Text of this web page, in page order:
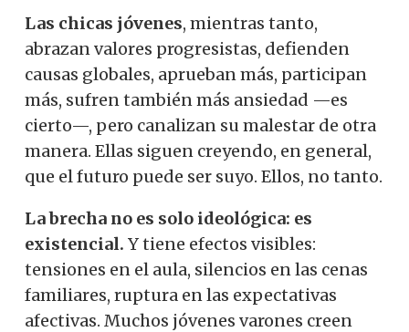
Las chicas jóvenes, mientras tanto,
abrazan valores progresistas, defienden
causas globales, aprueban más, participan
más, sufren también más ansiedad —es
cierto—, pero canalizan su malestar de otra
manera. Ellas siguen creyendo, en general,
que el futuro puede ser suyo. Ellos, no tanto.
La brecha no es solo ideológica: es
existencial. Y tiene efectos visibles:
tensiones en el aula, silencios en las cenas
familiares, ruptura en las expectativas
afectivas. Muchos jóvenes varones creen